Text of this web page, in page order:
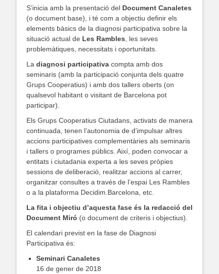
S’inicia amb la presentació del Document Canaletes
(o document base), i té com a objectiu definir els
elements bàsics de la diagnosi participativa sobre la
situació actual de Les Rambles , les seves
problemàtiques, necessitats i oportunitats.
La diagnosi participativa compta amb dos
seminaris (amb la participació conjunta dels quatre
Grups Cooperatius) i amb dos tallers oberts (on
qualsevol habitant o visitant de Barcelona pot
participar).
Els Grups Cooperatius Ciutadans, activats de manera
continuada, tenen l’autonomia de d’impulsar altres
accions participatives complementàries als seminaris
i tallers o programes públics. Així, poden convocar a
entitats i ciutadania experta a les seves pròpies
sessions de deliberació, realitzar accions al carrer,
organitzar consultes a través de l’espai Les Rambles
o a la plataforma Decidim.Barcelona, etc.
La fita i objectiu d’aquesta fase és la redacció del
Document Miró (o document de criteris i objectius).
El calendari previst en la fase de Diagnosi
Participativa és:
Seminari Canaletes
16 de gener de 2018